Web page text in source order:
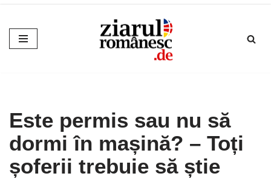
Sari
la
Este permis sau nu să
dormi în mașină? – Toți
șoferii trebuie să știe